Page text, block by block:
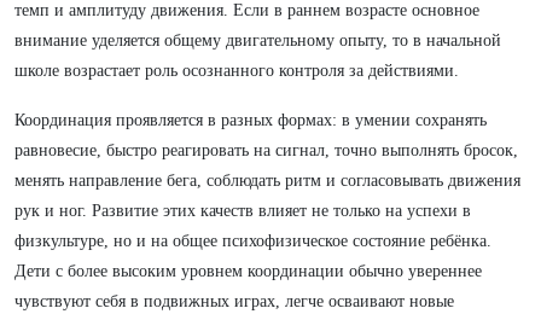
темп и амплитуду движения. Если в раннем возрасте основное
внимание уделяется общему двигательному опыту, то в начальной
школе возрастает роль осознанного контроля за действиями.
Координация проявляется в разных формах: в умении сохранять
равновесие, быстро реагировать на сигнал, точно выполнять бросок,
менять направление бега, соблюдать ритм и согласовывать движения
рук и ног. Развитие этих качеств влияет не только на успехи в
физкультуре, но и на общее психофизическое состояние ребёнка.
Дети с более высоким уровнем координации обычно увереннее
чувствуют себя в подвижных играх, легче осваивают новые